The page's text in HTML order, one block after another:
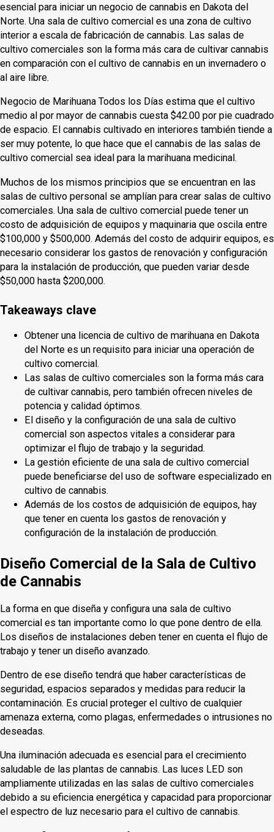
esencial para iniciar un negocio de cannabis en Dakota del
Norte. Una sala de cultivo comercial es una zona de cultivo
interior a escala de fabricación de cannabis. Las salas de
cultivo comerciales son la forma más cara de cultivar cannabis
en comparación con el cultivo de cannabis en un invernadero o
al aire libre.
Negocio de Marihuana Todos los Días estima que el cultivo
medio al por mayor de cannabis cuesta $42.00 por pie cuadrado
de espacio. El cannabis cultivado en interiores también tiende a
ser muy potente, lo que hace que el cannabis de las salas de
cultivo comercial sea ideal para la marihuana medicinal.
Muchos de los mismos principios que se encuentran en las
salas de cultivo personal se amplían para crear salas de cultivo
comerciales. Una sala de cultivo comercial puede tener un
costo de adquisición de equipos y maquinaria que oscila entre
$100,000 y $500,000. Además del costo de adquirir equipos, es
necesario considerar los gastos de renovación y configuración
para la instalación de producción, que pueden variar desde
$50,000 hasta $200,000.
Takeaways clave
Obtener una licencia de cultivo de marihuana en Dakota
del Norte es un requisito para iniciar una operación de
cultivo comercial.
Las salas de cultivo comerciales son la forma más cara
de cultivar cannabis, pero también ofrecen niveles de
potencia y calidad óptimos.
El diseño y la configuración de una sala de cultivo
comercial son aspectos vitales a considerar para
optimizar el flujo de trabajo y la seguridad.
La gestión eficiente de una sala de cultivo comercial
puede beneficiarse del uso de software especializado en
cultivo de cannabis.
Además de los costos de adquisición de equipos, hay
que tener en cuenta los gastos de renovación y
configuración de la instalación de producción.
Diseño Comercial de la Sala de Cultivo
de Cannabis
La forma en que diseña y configura una sala de cultivo
comercial es tan importante como lo que pone dentro de ella.
Los diseños de instalaciones deben tener en cuenta el flujo de
trabajo y tener un diseño avanzado.
Dentro de ese diseño tendrá que haber características de
seguridad, espacios separados y medidas para reducir la
contaminación. Es crucial proteger el cultivo de cualquier
amenaza externa, como plagas, enfermedades o intrusiones no
deseadas.
Una iluminación adecuada es esencial para el crecimiento
saludable de las plantas de cannabis. Las luces LED son
ampliamente utilizadas en las salas de cultivo comerciales
debido a su eficiencia energética y capacidad para proporcionar
el espectro de luz necesario para el cultivo de cannabis.